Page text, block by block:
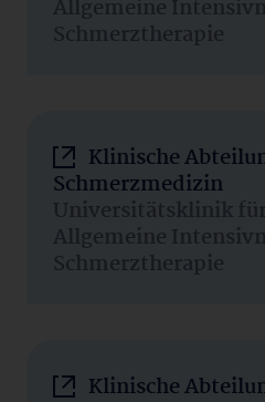
Allgemeine
Schmerztherapie
Klinische
Schmerzmedizin
Universitätsklinik
Allgemeine
Schmerztherapie
Klinische